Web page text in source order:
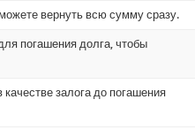
вернуть всю сумму сразу.
погашения долга, чтобы
залога до погашения